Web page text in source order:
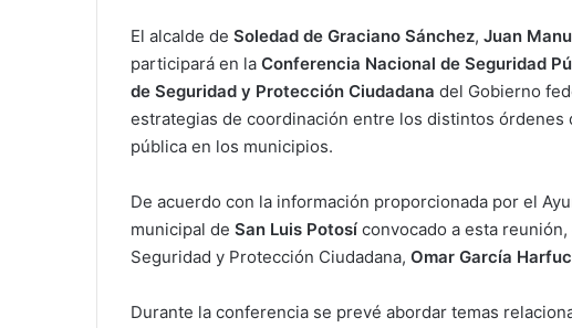
El alcalde de Soledad de Graciano Sánchez, Juan
participará en la Conferencia Nacional de Seguridad
de Seguridad y Protección Ciudadana del Gobierno
estrategias de coordinación entre los distintos
pública en los municipios.
De acuerdo con la información proporcionada por el
municipal de San Luis Potosí convocado a esta
Seguridad y Protección Ciudadana, Omar García
Durante la conferencia se prevé abordar temas